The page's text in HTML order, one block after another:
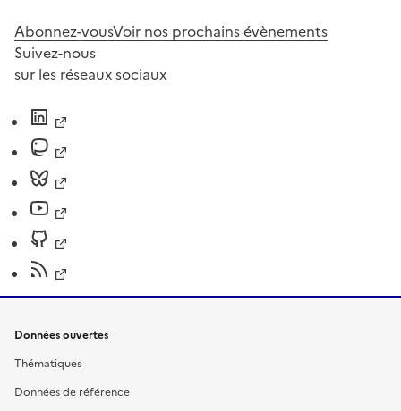
Abonnez-vousVoir nos prochains évènements
Suivez-nous
sur les réseaux sociaux
Données ouvertes
Thématiques
Données de référence